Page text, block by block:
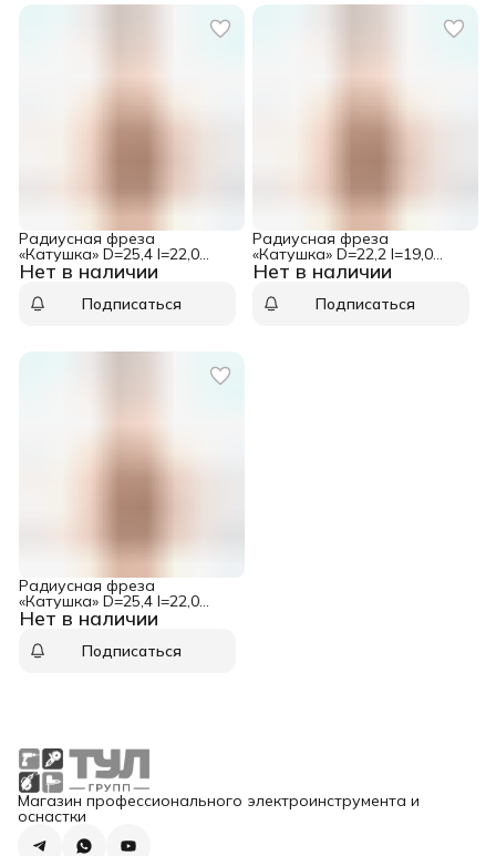
Нет в наличии
Радиусная фреза
«Катушка» D=25,4 I=22,0
S=8,0 R=4,75 CMT 954.003.11
Подписаться
Нет в наличии
Радиусная фреза
«Катушка» D=22,2 I=19,0
S=8,0 R=3,20 CMT 954.002.11
Подписаться
Нет в наличии
Радиусная фреза
«Катушка» D=25,4 I=22,0
S=6,0 R=4,75 CMT 754.003.11
Подписаться
Магазин профессионального электроинструмента и
оснастки